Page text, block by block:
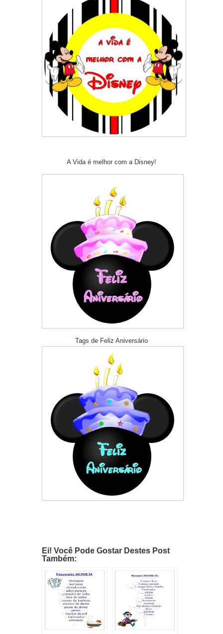
A Vida é melhor com a Disney!
Tags de Feliz Aniversário
Ei! Você Pode Gostar Destes Post
Também: